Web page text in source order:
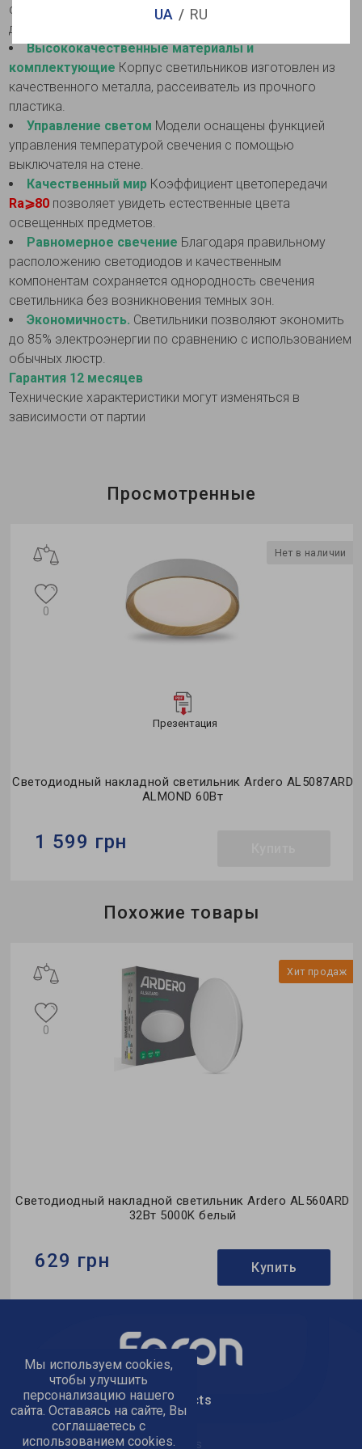
скандинавском стиле, сочетая белый цвет снаружи и
дерево внутри корпуса.
Высококачественные материалы и
комплектующие Корпус светильников изготовлен из
качественного металла, рассеиватель из прочного
пластика.
Управление светом Модели оснащены функцией
управления температурой свечения с помощью
выключателя на стене.
Качественный мир Коэффициент цветопередачи
Ra⩾80 позволяет увидеть естественные цвета
освещенных предметов.
Равномерное свечение Благодаря правильному
расположению светодиодов и качественным
компонентам сохраняется однородность свечения
светильника без возникновения темных зон.
Экономичность. Светильники позволяют экономить
до 85% электроэнергии по сравнению с использованием
обычных люстр.
Гарантия 12 месяцев
Технические характеристики могут изменяться в
зависимости от партии
Просмотренные
Нет в наличии
Презентация
Светодиодный накладной светильник Ardero AL5087ARD
ALMOND 60Вт
0
1 599 грн
ArderoПохожие товары
Хит продаж
Светодиодный накладной светильник Ardero AL560ARD
32Вт 5000K белый
0
629 грн Купить
Тип светильника:накладной
Тип источника света:LED
text_kontacts
text_golov_ofis
UA RU
Мы используем cookies,
чтобы улучшить
персонализацию нашего
сайта. Оставаясь на сайте, Вы
соглашаетесь с
использованием cookies.